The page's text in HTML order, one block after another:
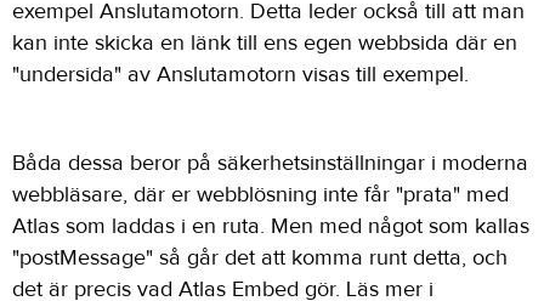
exempel Anslutamotorn. Detta leder också till att man
kan inte skicka en länk till ens egen webbsida där en
"undersida" av Anslutamotorn visas till exempel.
Båda dessa beror på säkerhetsinställningar i moderna
webbläsare, där er webblösning inte får "prata" med
Atlas som laddas i en ruta. Men med något som kallas
"postMessage" så går det att komma runt detta, och
det är precis vad Atlas Embed gör. Läs mer i